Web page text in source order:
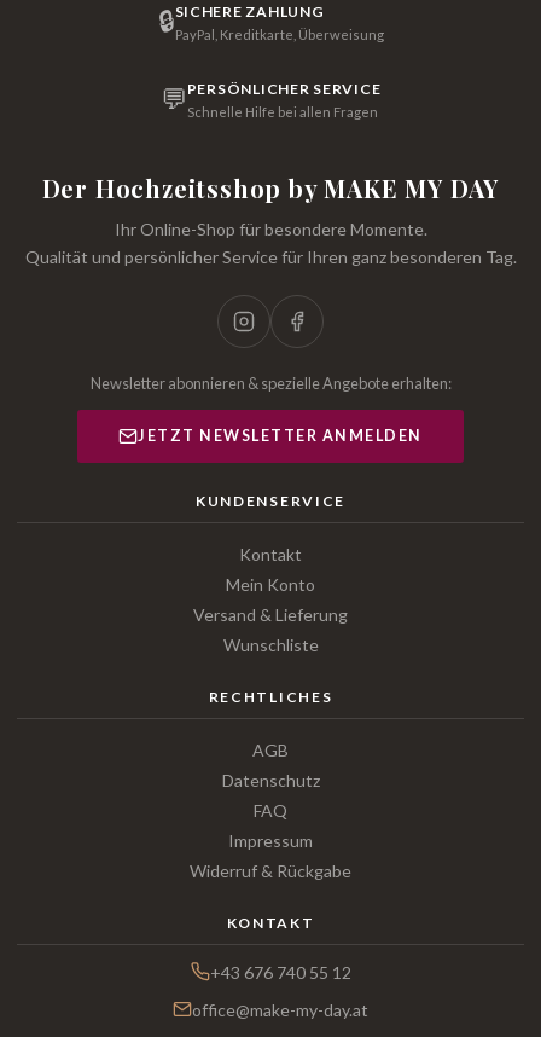
🔒SICHERE ZAHLUNG
PayPal, Kreditkarte, Überweisung
💬 PERSÖNLICHER SERVICE
Schnelle Hilfe bei allen Fragen
Der Hochzeitsshop by MAKE MY DAY
Ihr Online-Shop für besondere Momente.
Qualität und persönlicher Service für Ihren ganz besonderen Tag.
Newsletter abonnieren & spezielle Angebote erhalten:
JETZT NEWSLETTER ANMELDEN
KUNDENSERVICE
Kontakt
Mein Konto
Versand & Lieferung
Wunschliste
RECHTLICHES
AGB
Datenschutz
FAQ
Impressum
Widerruf & Rückgabe
KONTAKT
+43 676 740 55 12
office@make-my-day.at